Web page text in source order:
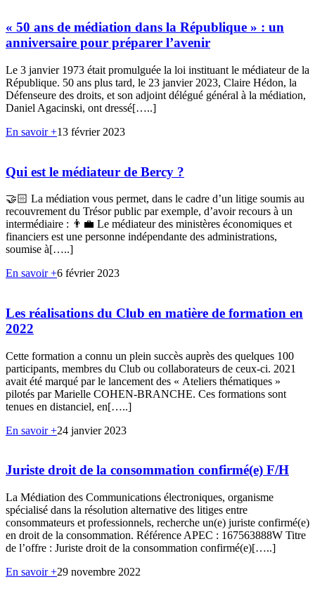
« 50 ans de médiation dans la République » : un
anniversaire pour préparer l’avenir
Le 3 janvier 1973 était promulguée la loi instituant le médiateur de la
République. 50 ans plus tard, le 23 janvier 2023, Claire Hédon, la
Défenseure des droits, et son adjoint délégué général à la médiation,
Daniel Agacinski, ont dressé[…..]
En savoir +13 février 2023
Qui est le médiateur de Bercy ?
🤝🏻 La médiation vous permet, dans le cadre d’un litige soumis au
recouvrement du Trésor public par exemple, d’avoir recours à un
intermédiaire : 👨‍💼 Le médiateur des ministères économiques et
financiers est une personne indépendante des administrations,
soumise à[…..]
En savoir +6 février 2023
Les réalisations du Club en matière de formation en
2022
Cette formation a connu un plein succès auprès des quelques 100
participants, membres du Club ou collaborateurs de ceux-ci. 2021
avait été marqué par le lancement des « Ateliers thématiques »
pilotés par Marielle COHEN-BRANCHE. Ces formations sont
tenues en distanciel, en[…..]
En savoir +24 janvier 2023
Juriste droit de la consommation confirmé(e) F/H
La Médiation des Communications électroniques, organisme
spécialisé dans la résolution alternative des litiges entre
consommateurs et professionnels, recherche un(e) juriste confirmé(e)
en droit de la consommation. Référence APEC : 167563888W Titre
de l’offre : Juriste droit de la consommation confirmé(e)[…..]
En savoir +29 novembre 2022